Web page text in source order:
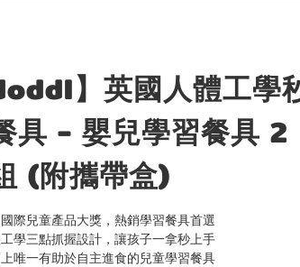
】英國人體工學
具 - 嬰兒學習餐具 2
(附攜帶盒)
際兒童產品大獎，熱銷學習餐具首選
學三點抓握設計，讓孩子一拿秒上手
唯一有助於自主進食的兒童學習餐具